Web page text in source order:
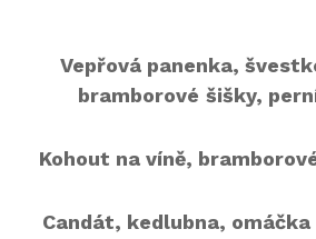
Vepřová panenka,
bramborové šišky,
Kohout na víně,
Candát, kedlubna,